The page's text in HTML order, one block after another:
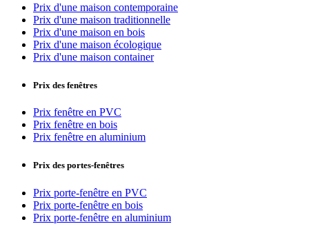
Prix d'une maison contemporaine
Prix d'une maison traditionnelle
Prix d'une maison en bois
Prix d'une maison écologique
Prix d'une maison container
Prix des fenêtres
Prix fenêtre en PVC
Prix fenêtre en bois
Prix fenêtre en aluminium
Prix des portes-fenêtres
Prix porte-fenêtre en PVC
Prix porte-fenêtre en bois
Prix porte-fenêtre en aluminium